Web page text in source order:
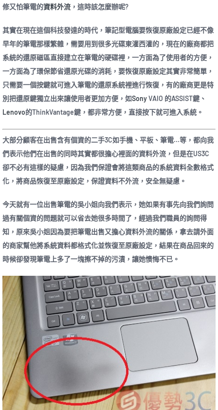
修又怕筆電的資料外流，這時該怎麼辦呢?
其實在現在這個科技發達的時代，筆記型電腦要恢復原廠設定已經不像
早年的筆電那樣繁雜，需要用到很多光碟東灌西灌的，現在的廠商都把
系統的還原磁區直接建立在筆電的硬碟裡，一方面為了使用者的方便，
一方面為了環保節省還原光碟的消耗，要恢復原廠設定其實非常簡單，
只需要一個按鍵就可進入筆電的還原系統裡進行恢復，有的廠商更是特
別把還原鍵獨立出來讓使用者更加方便，如SonyVAIO 的ASSIST鍵、
Lenovo的ThinkVantage鍵，都非常方便，直接按下就可進入系統。
大部分顧客在出售含有個資的二手3C如手機、平板、筆電…等，都向我
們表示他們在出售的同時其實都很擔心裡面的資料外流，但是在US3C
卻不必有這樣的疑慮，因為我們保證會將這類商品的系統資料全數格式
化，將商品恢復至原廠設定，保證資料不外流，安全無疑慮。
今天就有一位出售筆電的吳小姐向我們表示，她如果有事先向我們詢問
過有關個資的問題就可以省去她很多時間了，經過我們職員的詢問得
知，原來吳小姐因為要把筆電出售又擔心資料外流的關係，拿去請外面
的商家幫他將系統資料都格式化並恢復至原廠設定，結果在商品回來的
時候卻發現筆電上多了一塊擦不掉的污漬，讓她懊悔不已。